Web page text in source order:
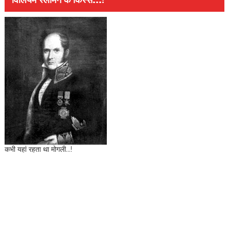
कभी यहां रहता था मोगली...!